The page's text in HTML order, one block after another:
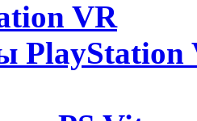
VR
PlayStation